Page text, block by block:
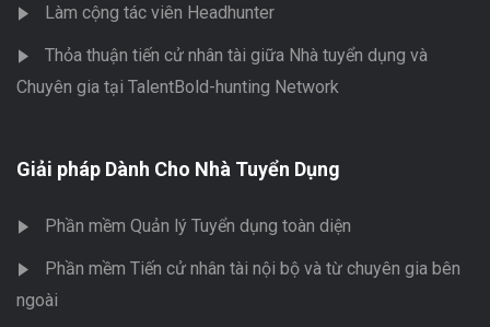
Làm cộng tác viên Headhunter
Thỏa thuận tiến cử nhân tài giữa Nhà tuyển dụng và
Chuyên gia tại TalentBold-hunting Network
Giải pháp Dành Cho Nhà Tuyển Dụng
Phần mềm Quản lý Tuyển dụng toàn diện
Phần mềm Tiến cử nhân tài nội bộ và từ chuyên gia bên
ngoài